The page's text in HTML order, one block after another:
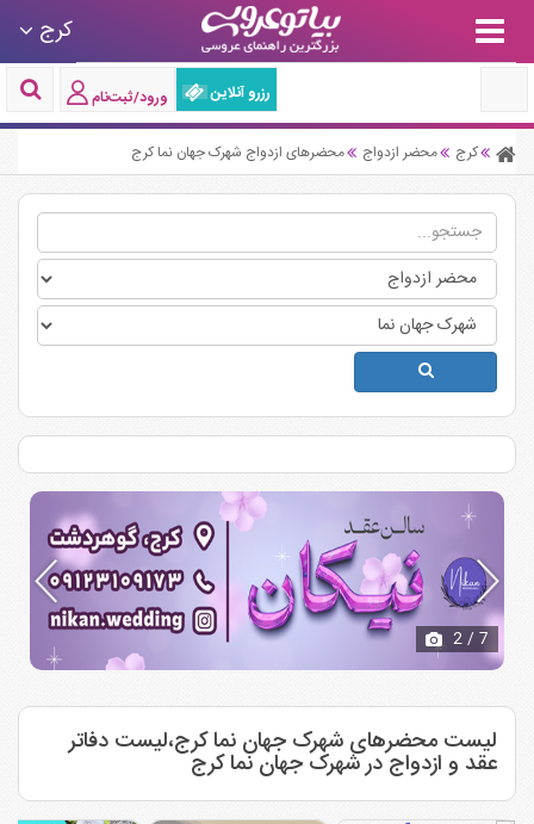
کرج
رزرو آنلاین ورود/ثبت‌نام
کرج محضر ازدواج محضرهای ازدواج شهرک جهان نما کرج
2/ 7
لیست محضرهای شهرک جهان نما کرج،لیست دفاتر
عقد و ازدواج در شهرک جهان نما کرج